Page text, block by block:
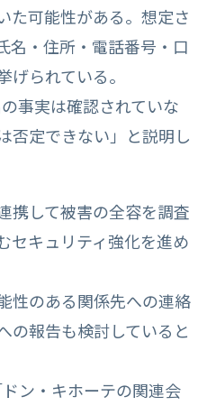
た可能性がある。想定さ
名・住所・電話番号・口
られている。
事実は確認されていな
否定できない」と説明し
携して被害の全容を調査
セキュリティ強化を進め
性のある関係先への連絡
の報告も検討していると
ン・キホーテの関連会